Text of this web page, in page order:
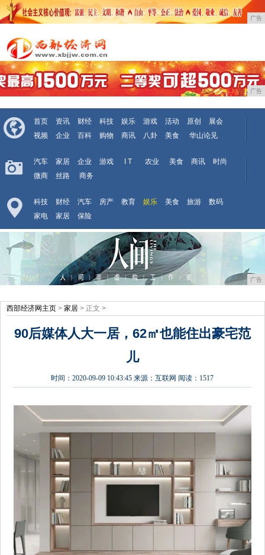
广告
广告
首页 资讯 财经 科技 娱乐 游戏 活动 原创
展会
视频
企业 百科 购物 商讯 八卦 美食 华山论见
汽车 家居 企业 游戏 I T 农业 美食 商讯
时尚
微商
丝路 商务
科技 财经 汽车 房产 教育 娱乐 美食 旅游
数码
家电
家居 保险
广告
西部经济网主页 > 家居 > 正文 >
90后媒体人大一居，62㎡也能住出豪宅范
儿
时间：2020-09-09 10:43:45 来源：互联网 阅读：1517